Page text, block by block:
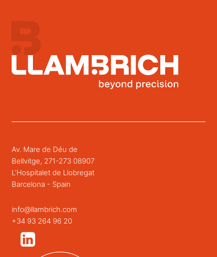
Av. Mare de Déu de
Bellvitge, 271-273 08907
L’Hospitalet de Llobregat
Barcelona - Spain
info@llambrich.com
+34 93 264 96 20